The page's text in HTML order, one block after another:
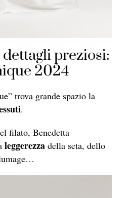
dettagli preziosi:
2024
trova grande spazio la
.
filato, Benedetta
leggerezza della seta, dello